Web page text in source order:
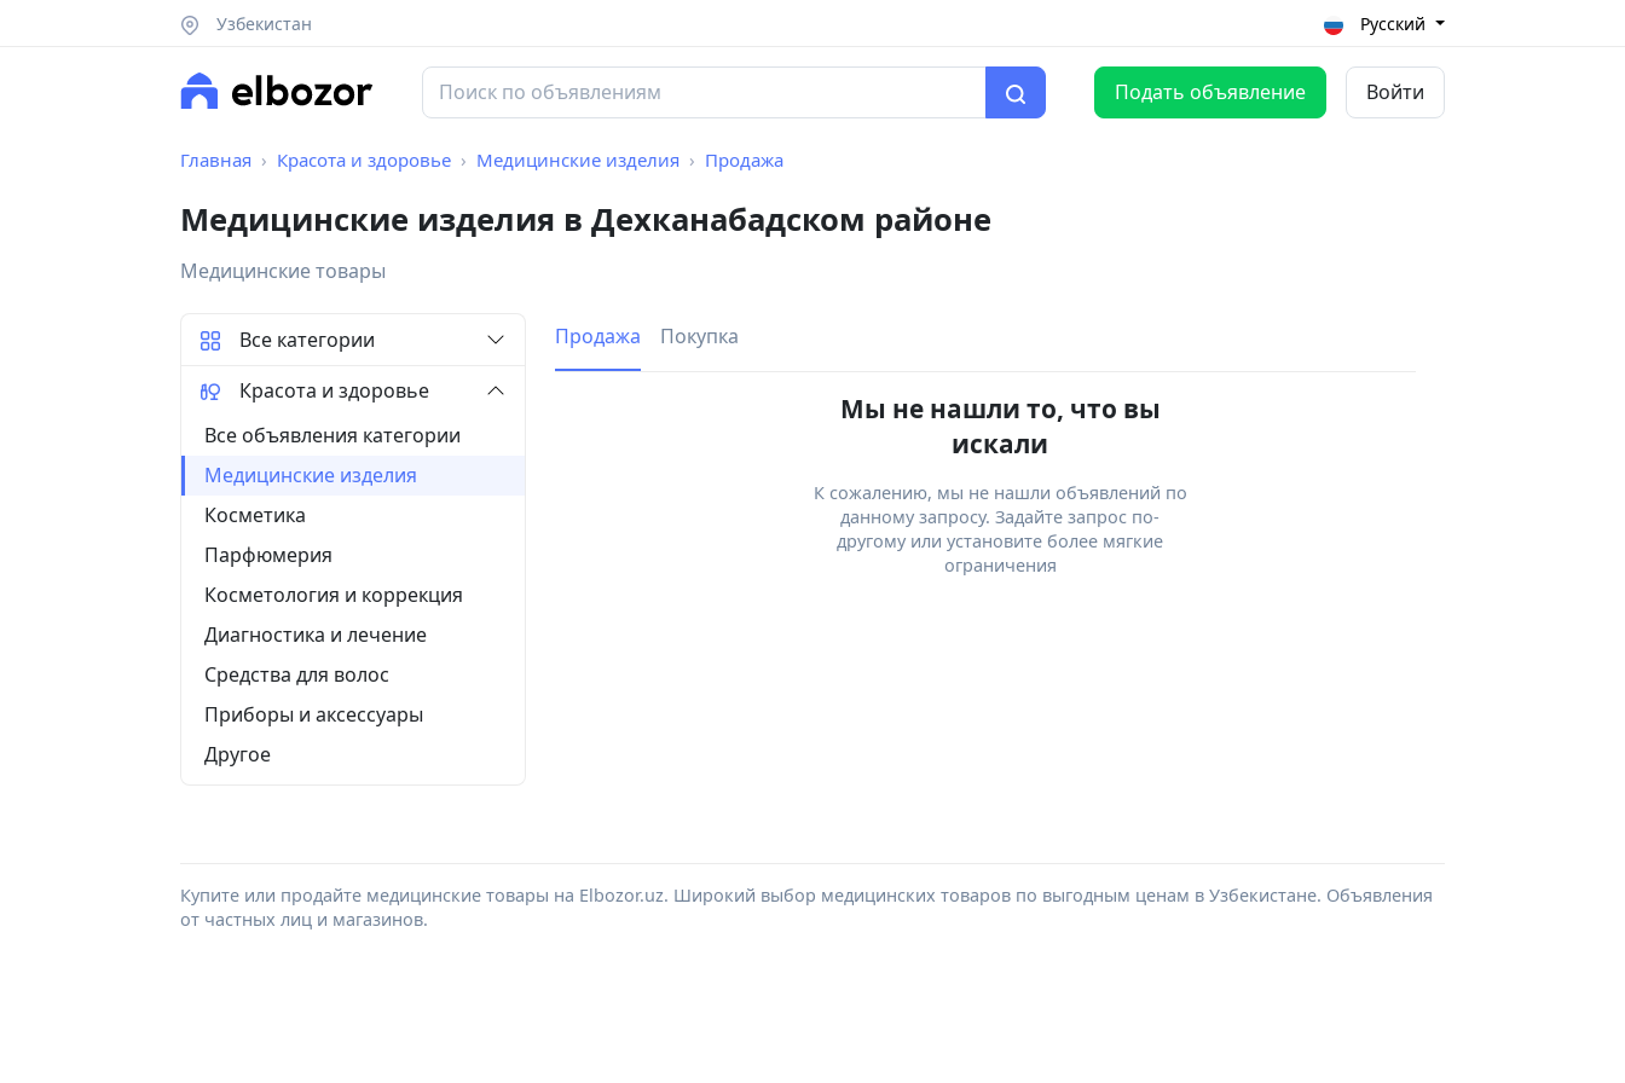
Узбекистан Русский
Подать объявление Войти
Главная Красота и здоровье Медицинские изделия Продажа
Медицинские изделия в Дехканабадском районе
Медицинские товары
Продажа Покупка
Мы не нашли то, что вы
искали
К сожалению, мы не нашли объявлений по
данному запросу. Задайте запрос по-
другому или установите более мягкие
ограничения
Все категории
Красота и здоровье
Все объявления категории
Медицинские изделия
Косметика
Парфюмерия
Косметология и коррекция
Диагностика и лечение
Средства для волос
Приборы и аксессуары
Другое
Купите или продайте медицинские товары на Elbozor.uz. Широкий выбор медицинских товаров по выгодным ценам в Узбекистане. Объявления
от частных лиц и магазинов.